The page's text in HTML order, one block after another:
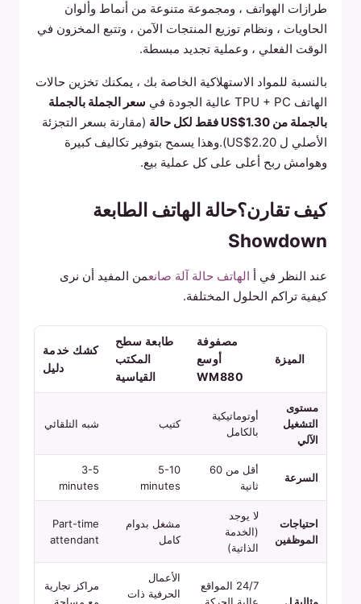
طرازات الهواتف ، ومجموعة متنوعة من أنماط وألوان
الحاويات ، ونظام توزيع المنتجات الآمن ، وتتبع المخزون في
الوقت الفعلي ، وعملية تجديد مبسطة.
بالنسبة للمواد الاستهلاكية الخاصة بك ، يمكنك تخزين حالات
الهاتف TPU + PC عالية الجودة في
سعر الجملة بالجملة
بالجملة من US$1.30 فقط لكل حالة
(مقارنة بسعر التجزئة
الأصلي ل US$2.20).وهذا يسمح بتوفير تكاليف كبيرة
وهوامش ربح أعلى على كل عملية بيع.
كيف تقارن؟حالة الهاتف الطابعة
Showdown
عند النظر في أ الهاتف حالة آلة صانعمن المفيد أن نرى
كيفية تراكم الحلول المختلفة.
الميزة
مصفوفة
أوسع
WM880
طابعة سطح
المكتب
القياسية
كشك خدمة
دليل
مستوى
التشغيل
الآلي
أوتوماتيكية
بالكامل
كتيب شبه التلقائي
السرعة
أقل من 60
ثانية
5-10
minutes
3-5
minutes
احتياجات
الموظفين
لا يوجد
(الخدمة
الذاتية)
مشغل بدوام
كامل
Part-time
attendant
24/7 المواقع
الأعمال
الحرفية ذات
مراكز تجارية